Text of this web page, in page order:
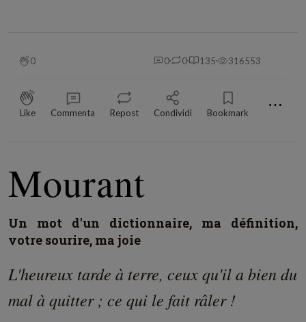
0 0 0 135 316553
Like Commenta Repost Condividi Bookmark ⋯
Mourant
Un mot d'un dictionnaire, ma définition,
votre sourire, ma joie
L'heureux tarde à terre, ceux qu'il a bien du
mal à quitter ; ce qui le fait râler !